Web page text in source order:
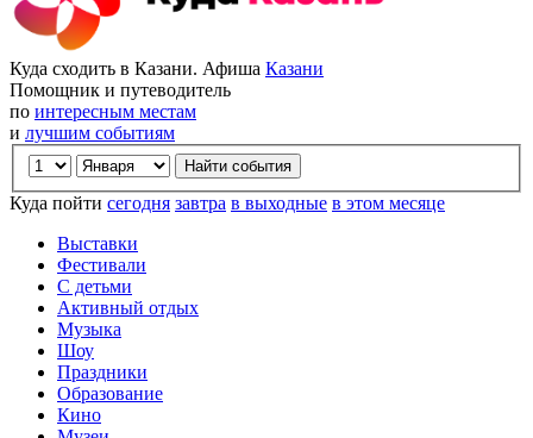
Куда сходить в Казани. Афиша Казани
Помощник и путеводитель
по интересным местам
и лучшим событиям
Куда пойти сегодня завтра в выходные в этом месяце
Выставки
Фестивали
С детьми
Активный отдых
Музыка
Шоу
Праздники
Образование
Кино